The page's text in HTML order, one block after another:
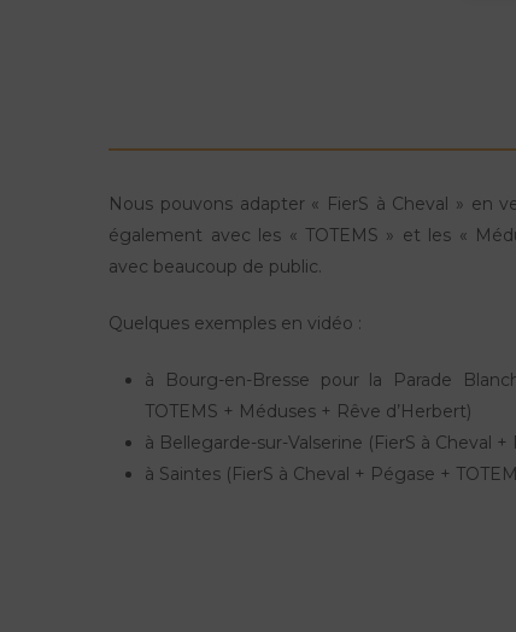
Nous pouvons adapter « FierS à Cheval » en
également avec les « TOTEMS » et les «
avec beaucoup de public.
Quelques exemples en vidéo :
à Bourg-en-Bresse pour la Parade
TOTEMS + Méduses + Rêve d’Herbert)
à Bellegarde-sur-Valserine (FierS à Cheval
à Saintes (FierS à Cheval + Pégase +